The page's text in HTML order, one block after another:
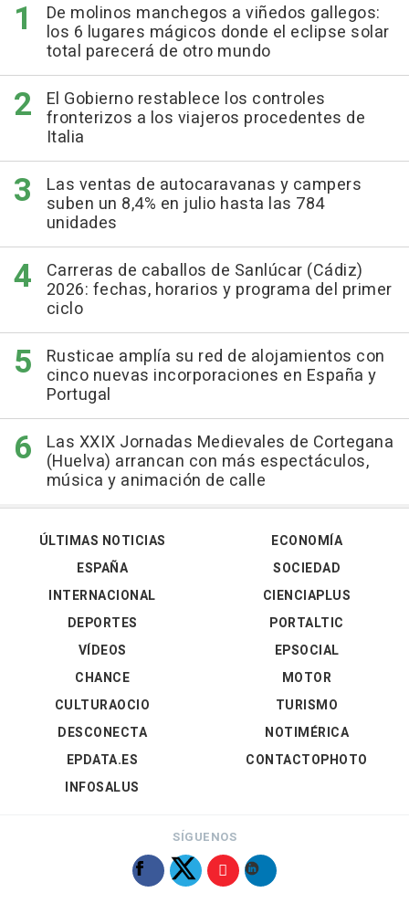
De molinos manchegos a viñedos gallegos:
los 6 lugares mágicos donde el eclipse solar
total parecerá de otro mundo
El Gobierno restablece los controles
fronterizos a los viajeros procedentes de
Italia
Las ventas de autocaravanas y campers
suben un 8,4% en julio hasta las 784
unidades
Carreras de caballos de Sanlúcar (Cádiz)
2026: fechas, horarios y programa del primer
ciclo
Rusticae amplía su red de alojamientos con
cinco nuevas incorporaciones en España y
Portugal
Las XXIX Jornadas Medievales de Cortegana
(Huelva) arrancan con más espectáculos,
música y animación de calle
ÚLTIMAS NOTICIAS
ESPAÑA
INTERNACIONAL
DEPORTES
VÍDEOS
ECONOMÍA
SOCIEDAD
CIENCIAPLUS
PORTALTIC
EPSOCIAL
CHANCE
CULTURAOCIO
DESCONECTA
EPDATA.ES
INFOSALUS
MOTOR
TURISMO
NOTIMÉRICA
CONTACTOPHOTO
SÍGUENOS